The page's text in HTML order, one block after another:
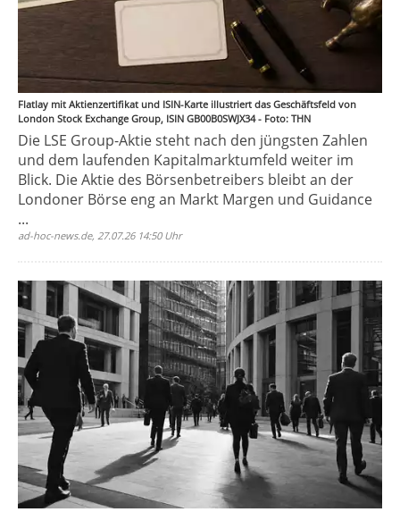
Flatlay mit Aktienzertifikat und ISIN-Karte illustriert das Geschäftsfeld von
London Stock Exchange Group, ISIN GB00B0SWJX34 - Foto: THN
Die LSE Group-Aktie steht nach den jüngsten Zahlen
und dem laufenden Kapitalmarktumfeld weiter im
Blick. Die Aktie des Börsenbetreibers bleibt an der
Londoner Börse eng an Markt Margen und Guidance
...
ad-hoc-news.de, 27.07.26 14:50 Uhr